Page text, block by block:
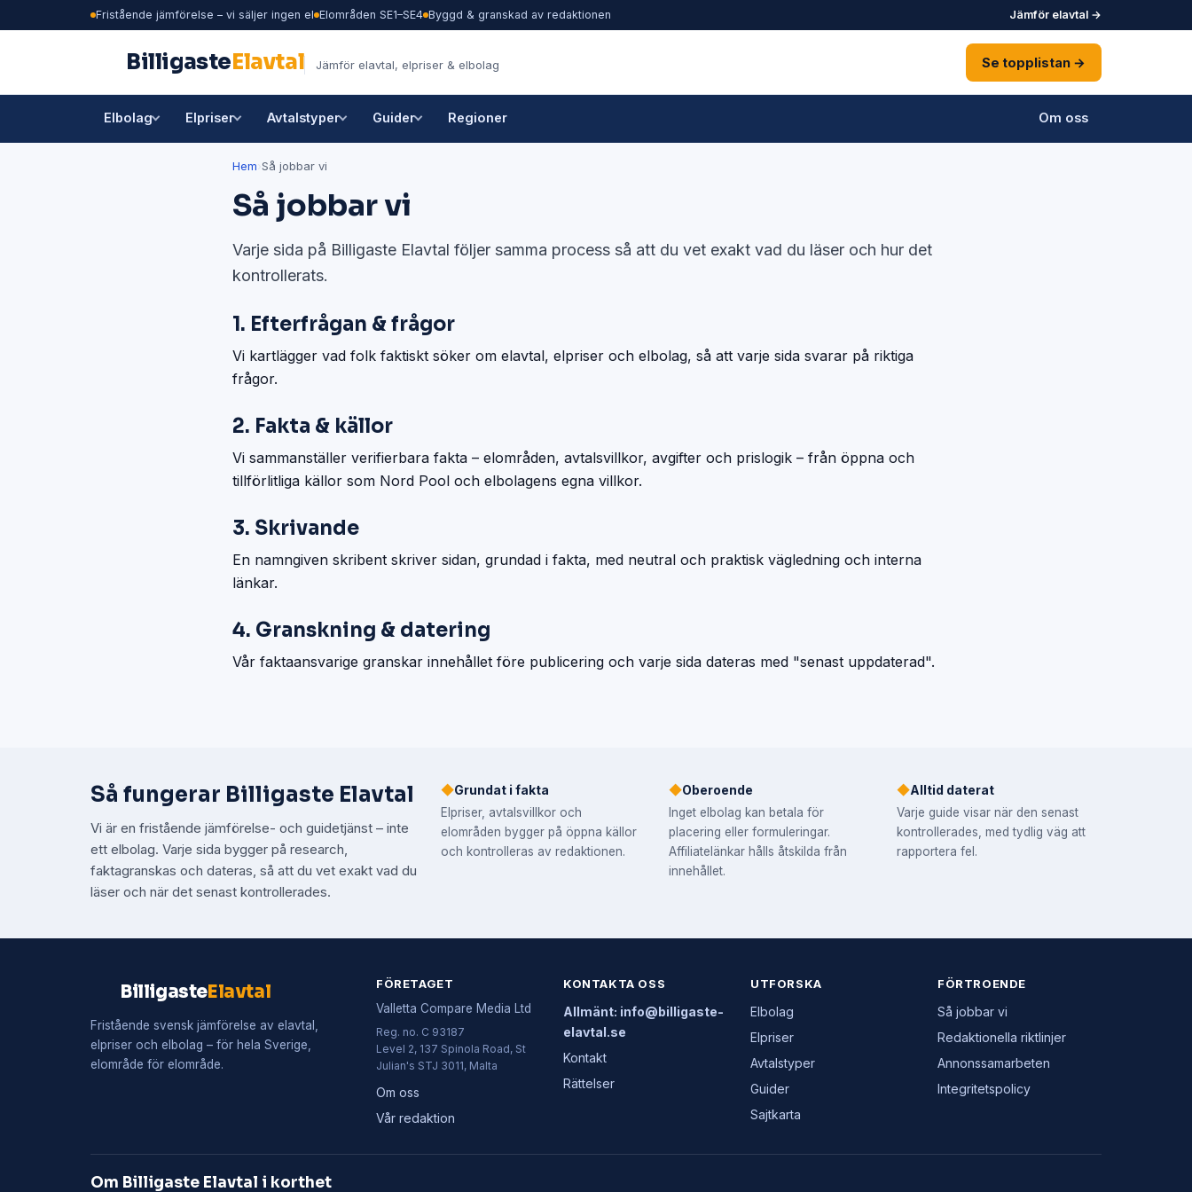
Fristående jämförelse – vi säljer ingen el Elområden SE1–SE4 Byggd & granskad av redaktionen Jämför elavtal →
BilligasteElavtal Jämför elavtal, elpriser & elbolag Se topplistan →
Elbolag Elpriser Avtalstyper Guider Regioner Om oss
Hem Så jobbar vi
Så jobbar vi
Varje sida på Billigaste Elavtal följer samma process så att du vet exakt vad du läser och hur det
kontrollerats.
1. Efterfrågan & frågor
Vi kartlägger vad folk faktiskt söker om elavtal, elpriser och elbolag, så att varje sida svarar på riktiga
frågor.
2. Fakta & källor
Vi sammanställer verifierbara fakta – elområden, avtalsvillkor, avgifter och prislogik – från öppna och
tillförlitliga källor som Nord Pool och elbolagens egna villkor.
3. Skrivande
En namngiven skribent skriver sidan, grundad i fakta, med neutral och praktisk vägledning och interna
länkar.
4. Granskning & datering
Vår faktaansvarige granskar innehållet före publicering och varje sida dateras med "senast uppdaterad".
Så fungerar Billigaste Elavtal
Vi är en fristående jämförelse- och guidetjänst – inte
ett elbolag. Varje sida bygger på research,
faktagranskas och dateras, så att du vet exakt vad du
läser och när det senast kontrollerades.
◆Grundat i fakta
Elpriser, avtalsvillkor och
elområden bygger på öppna källor
och kontrolleras av redaktionen.
◆Oberoende
Inget elbolag kan betala för
placering eller formuleringar.
Affiliatelänkar hålls åtskilda från
innehållet.
◆Alltid daterat
Varje guide visar när den senast
kontrollerades, med tydlig väg att
rapportera fel.
BilligasteElavtal
Fristående svensk jämförelse av elavtal,
elpriser och elbolag – för hela Sverige,
elområde för elområde.
FÖRETAGET
Valletta Compare Media Ltd
Reg. no. C 93187
Level 2, 137 Spinola Road, St
Julian's STJ 3011, Malta
Om oss
Vår redaktion
KONTAKTA OSS
Allmänt: info@billigaste-
elavtal.se
Kontakt
Rättelser
UTFORSKA
Elbolag
Elpriser
Avtalstyper
Guider
Sajtkarta
FÖRTROENDE
Så jobbar vi
Redaktionella riktlinjer
Annonssamarbeten
Integritetspolicy
Om Billigaste Elavtal i korthet